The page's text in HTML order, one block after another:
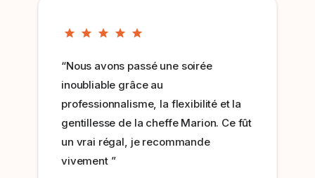
“Nous avons passé une soirée
inoubliable grâce au
professionnalisme, la flexibilité et la
gentillesse de la cheffe Marion. Ce fût
un vrai régal, je recommande
vivement ”